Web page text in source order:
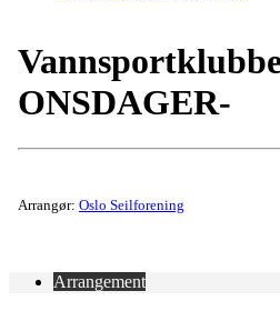
ONSDAGER-
Arrangør: Oslo Seilforening
Arrangement